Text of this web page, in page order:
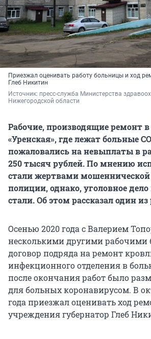
Приезжал оценивать работу больницы и ход
Глеб Никитин
Источник: пресс-служба Министерства
Нижегородской области
Рабочие, производящие ремонт
«Уренская», где лежат больные
пожаловались на невыплаты в
250 тысяч рублей. По мнению
стали жертвами
полиции, однако, уголовное
стали. Об этом рассказал один
Осенью 2020 года с Валерием
несколькими другими рабочими
договор подряда на ремонт
инфекционного отделения в
после окончания работ было
для больных коронавирусом. В
года приезжал оценивать ход
учреждения губернатор Глеб